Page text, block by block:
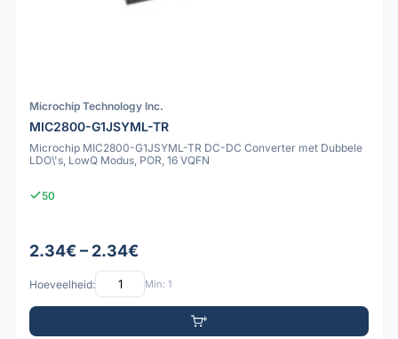
Microchip Technology Inc.
MIC2800-G1JSYML-TR
Microchip MIC2800-G1JSYML-TR DC-DC Converter met Dubbele
LDO\'s, LowQ Modus, POR, 16 VQFN
50
2.34€ – 2.34€
Hoeveelheid: Min: 1